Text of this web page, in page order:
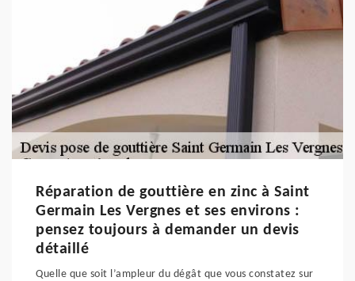
Réparation de gouttière en zinc à Saint
Germain Les Vergnes et ses environs :
pensez toujours à demander un devis
détaillé
Quelle que soit l’ampleur du dégât que vous constatez sur